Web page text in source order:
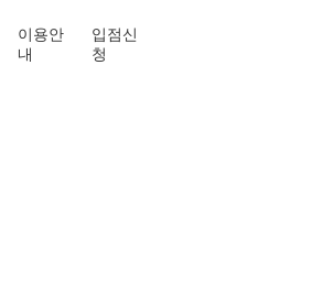
이용안
내
입점신
청